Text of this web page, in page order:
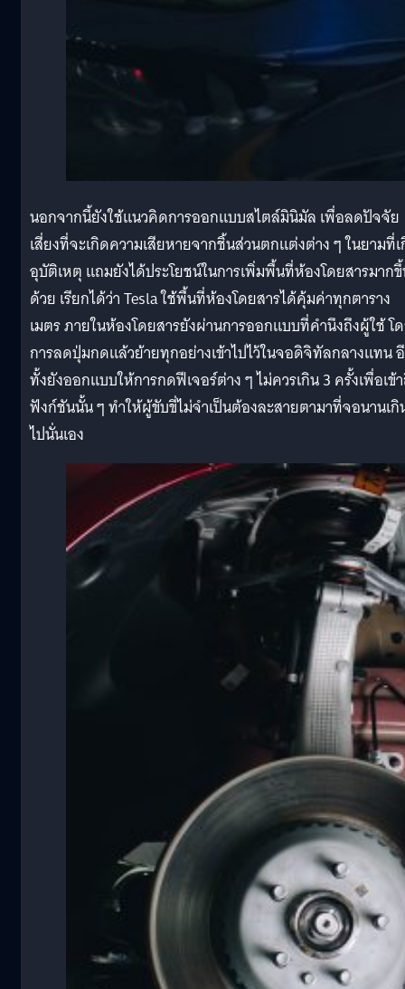
นอกจากนี้ยังใช้แนวคิดการออกแบบสไตล์มินิมัล เพื่อลดปัจจัย
เสี่ยงที่จะเกิดความเสียหายจากชิ้นส่วนตกแต่งต่าง ๆ ในยามที่
อุบัติเหตุ แถมยังได้ประโยชน์ในการเพิ่มพื้นที่ห้องโดยสารมาก
ด้วย เรียกได้ว่า Tesla ใช้พื้นที่ห้องโดยสารได้คุ้มค่าทุกตาราง
เมตร ภายในห้องโดยสารยังผ่านการออกแบบที่คำนึงถึงผู้ใช้ โ
การลดปุ่มกดแล้วย้ายทุกอย่างเข้าไปไว้ในจอดิจิทัลกลางแทน
ทั้งยังออกแบบให้การกดฟีเจอร์ต่าง ๆ ไม่ควรเกิน 3 ครั้งเพื่อเข้
ฟังก์ชันนั้น ๆ ทำให้ผู้ขับขี่ไม่จำเป็นต้องละสายตามาที่จอนานเกิ
ไปนั่นเอง